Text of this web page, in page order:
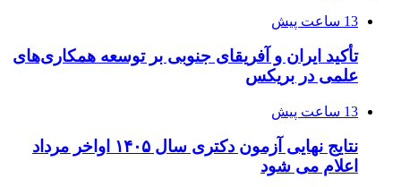
13 ساعت پیش
تأکید ایران و آفریقای جنوبی بر توسعه همکاری‌های
علمی در بریکس
13 ساعت پیش
نتایج نهایی آزمون دکتری سال ۱۴۰۵ اواخر مرداد
اعلام می شود